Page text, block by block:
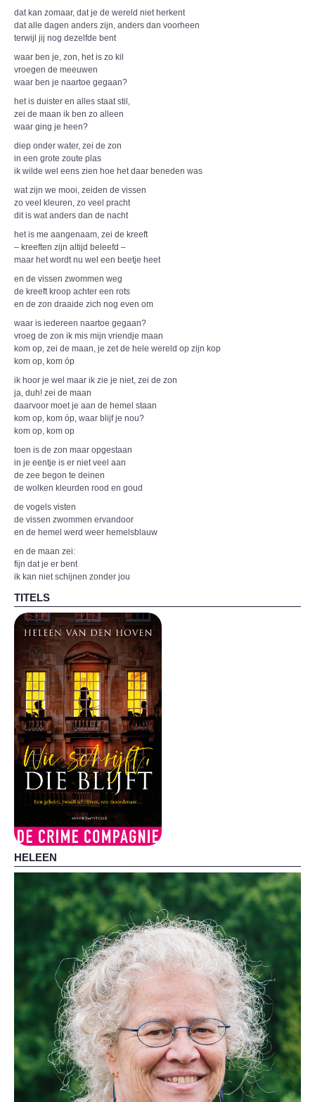
dat kan zomaar, dat je de wereld niet herkent
dat alle dagen anders zijn, anders dan voorheen
terwijl jij nog dezelfde bent
waar ben je, zon, het is zo kil
vroegen de meeuwen
waar ben je naartoe gegaan?
het is duister en alles staat stil,
zei de maan ik ben zo alleen
waar ging je heen?
diep onder water, zei de zon
in een grote zoute plas
ik wilde wel eens zien hoe het daar beneden was
wat zijn we mooi, zeiden de vissen
zo veel kleuren, zo veel pracht
dit is wat anders dan de nacht
het is me aangenaam, zei de kreeft
– kreeften zijn altijd beleefd –
maar het wordt nu wel een beetje heet
en de vissen zwommen weg
de kreeft kroop achter een rots
en de zon draaide zich nog even om
waar is iedereen naartoe gegaan?
vroeg de zon ik mis mijn vriendje maan
kom op, zei de maan, je zet de hele wereld op zijn kop
kom op, kom óp
ik hoor je wel maar ik zie je niet, zei de zon
ja, duh! zei de maan
daarvoor moet je aan de hemel staan
kom op, kom óp, waar blijf je nou?
kom op, kom op
toen is de zon maar opgestaan
in je eentje is er niet veel aan
de zee begon te deinen
de wolken kleurden rood en goud
de vogels visten
de vissen zwommen ervandoor
en de hemel werd weer hemelsblauw
en de maan zei:
fijn dat je er bent
ik kan niet schijnen zonder jou
TITELS
HELEEN